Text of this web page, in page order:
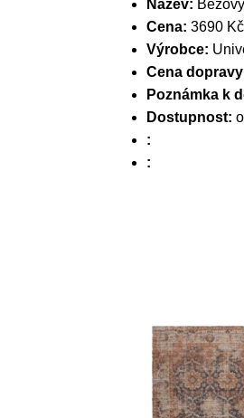
Název:
Cena: 3690 Kč
Výrobce:
Cena
Poznámka k
Dostupnost:
:
: